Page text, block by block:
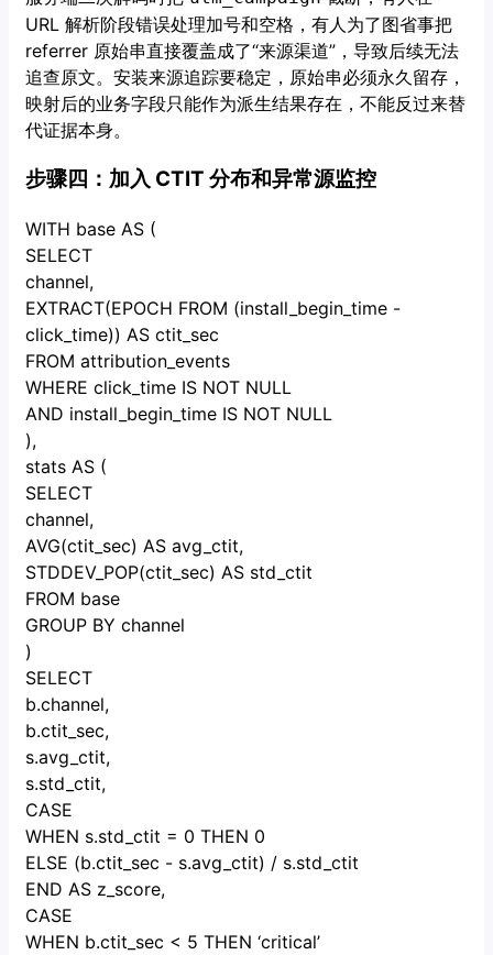
URL 解析阶段错误处理加号和空格，有人为了图省事把
referrer 原始串直接覆盖成了“来源渠道”，导致后续无法
追查原文。安装来源追踪要稳定，原始串必须永久留存，
映射后的业务字段只能作为派生结果存在，不能反过来替
代证据本身。
步骤四：加入 CTIT 分布和异常源监控
WITH base AS (
SELECT
channel,
EXTRACT(EPOCH FROM (install_begin_time -
click_time)) AS ctit_sec
FROM attribution_events
WHERE click_time IS NOT NULL
AND install_begin_time IS NOT NULL
),
stats AS (
SELECT
channel,
AVG(ctit_sec) AS avg_ctit,
STDDEV_POP(ctit_sec) AS std_ctit
FROM base
GROUP BY channel
)
SELECT
b.channel,
b.ctit_sec,
s.avg_ctit,
s.std_ctit,
CASE
WHEN s.std_ctit = 0 THEN 0
ELSE (b.ctit_sec - s.avg_ctit) / s.std_ctit
END AS z_score,
CASE
WHEN b.ctit_sec < 5 THEN ‘critical’